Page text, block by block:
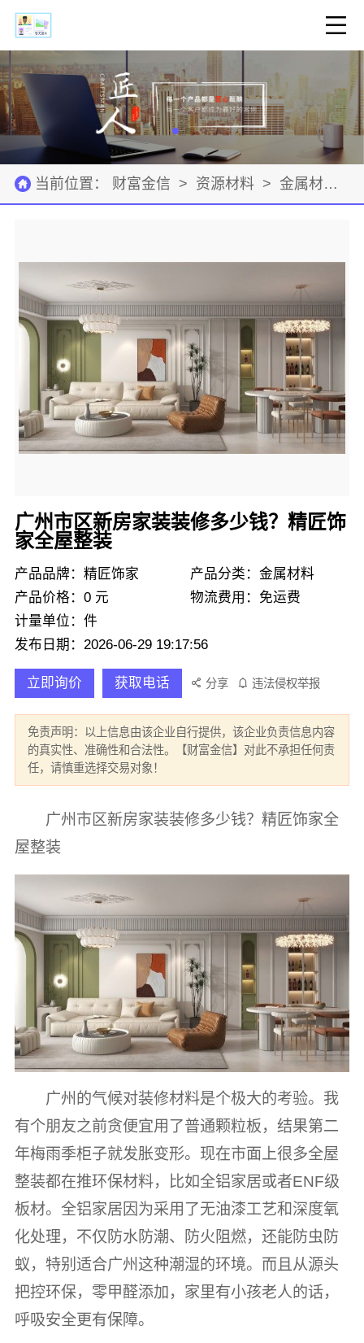
当前位置： 财富金信 > 资源材料 > 金属材料
广州市区新房家装装修多少钱？精匠饰
家全屋整装
产品品牌：精匠饰家
产品分类：金属材料
产品价格：0 元
物流费用：免运费
计量单位：件
发布日期：2026-06-29 19:17:56
立即询价 获取电话 分享 违法侵权举报
免责声明：以上信息由该企业自行提供，该企业负责信息内容
的真实性、准确性和合法性。【财富金信】对此不承担任何责
任，请慎重选择交易对象！
广州市区新房家装装修多少钱？精匠饰家全
屋整装
广州的气候对装修材料是个极大的考验。我
有个朋友之前贪便宜用了普通颗粒板，结果第二
年梅雨季柜子就发胀变形。现在市面上很多全屋
整装都在推环保材料，比如全铝家居或者ENF级
板材。全铝家居因为采用了无油漆工艺和深度氧
化处理，不仅防水防潮、防火阻燃，还能防虫防
蚁，特别适合广州这种潮湿的环境。而且从源头
把控环保，零甲醛添加，家里有小孩老人的话，
呼吸安全更有保障。